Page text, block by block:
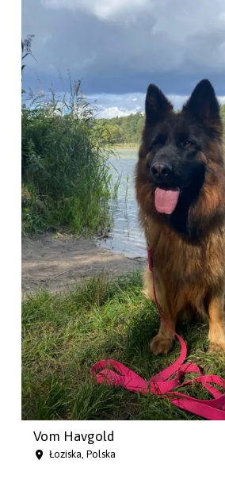
Vom Havgold
Łoziska, Polska